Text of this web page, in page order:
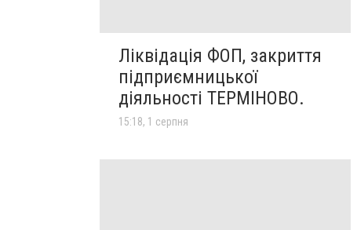
Ліквідація ФОП, закриття
підприємницької
діяльності ТЕРМІНОВО.
15:18, 1 серпня